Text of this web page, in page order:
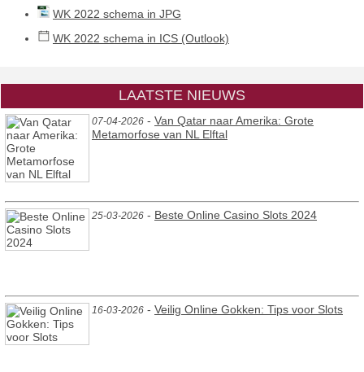
WK 2022 schema in JPG
WK 2022 schema in ICS (Outlook)
LAATSTE NIEUWS
07-04-2026 - Van Qatar naar Amerika: Grote
Metamorfose van NL Elftal
25-03-2026 - Beste Online Casino Slots 2024
16-03-2026 - Veilig Online Gokken: Tips voor Slots